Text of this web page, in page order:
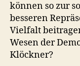
können so zur
besseren
Vielfalt
Wesen der
Klöckner?